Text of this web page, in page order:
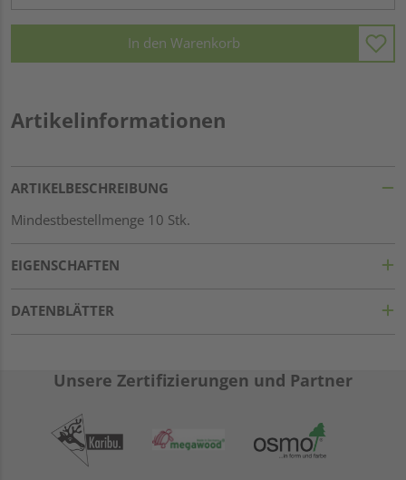
In den Warenkorb
Artikelinformationen
ARTIKELBESCHREIBUNG
Mindestbestellmenge 10 Stk.
EIGENSCHAFTEN
DATENBLÄTTER
Unsere Zertifizierungen und Partner